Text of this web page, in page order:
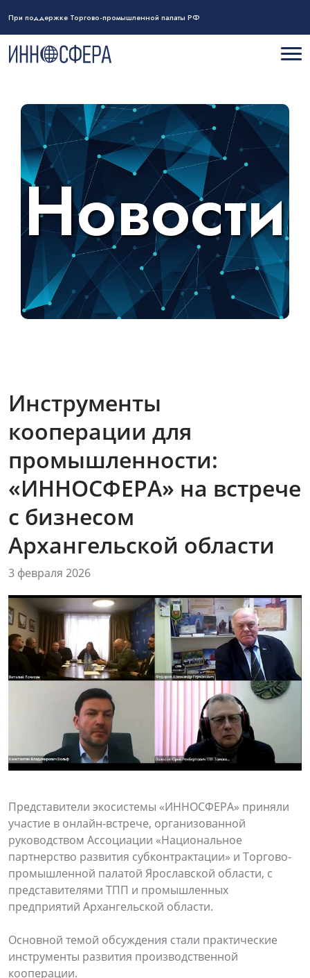
При поддержке Торгово-промышленной палаты РФ
Новости
Инструменты
кооперации для
промышленности:
«ИННОСФЕРА» на встрече
с бизнесом
Архангельской области
3 февраля 2026
Представители экосистемы «ИННОСФЕРА» приняли
участие в онлайн-встрече, организованной
руководством Ассоциации «Национальное
партнерство развития субконтрактации» и Торгово-
промышленной палатой Ярославской области, с
представителями ТПП и промышленных
предприятий Архангельской области.
Основной темой обсуждения стали практические
инструменты развития производственной
кооперации.